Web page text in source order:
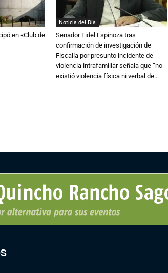
en «Club de
Noticia del Día
Senador Fidel Espinoza tras
confirmación de investigación de
Fiscalía por presunto incidente de
violencia intrafamiliar señala que “no
existió violencia física ni verbal de...